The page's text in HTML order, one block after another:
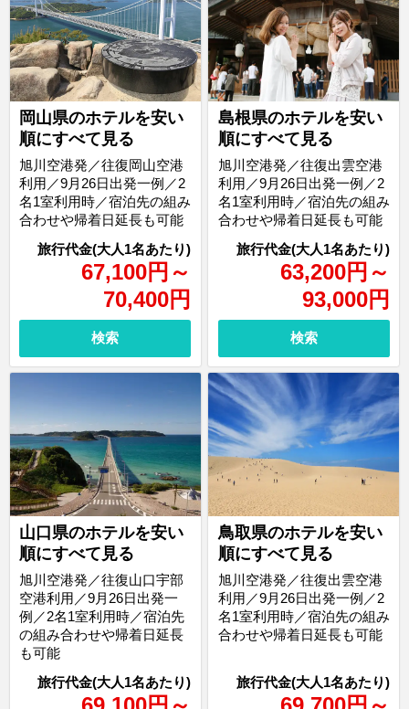
岡山県のホテルを安い
順にすべて見る
67,100円 ～
70,400円
旭川空港発／往復岡山空港
利用／9月26日出発一例／2
名1室利用時／宿泊先の組み
合わせや帰着日延長も可能
検索
島根県のホテルを安い
順にすべて見る
63,200円 ～
93,000円
旭川空港発／往復出雲空港
利用／9月26日出発一例／2
名1室利用時／宿泊先の組み
合わせや帰着日延長も可能
検索
山口県のホテルを安い
順にすべて見る
旭川空港発／往復山口宇部
空港利用／9月26日出発一
例／2名1室利用時／宿泊先
の組み合わせや帰着日延長
も可能
鳥取県のホテルを安い
順にすべて見る
旭川空港発／往復出雲空港
利用／9月26日出発一例／2
名1室利用時／宿泊先の組み
合わせや帰着日延長も可能